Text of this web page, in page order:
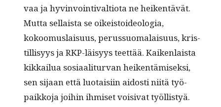
vaa ja hyv­in­voin­ti­val­tio­ta ne heiken­tävät.
Mut­ta sel­l­aista se oikeis­toide­olo­gia,
kokoomus­laisu­us, perus­suo­ma­laisu­us, kris­
til­lisyys ja RKP-läisyys teet­tää. Kaiken­laista
kikkailua sosi­aal­i­tur­van heiken­tämisek­si,
sen sijaan että luo­taisi­in aidosti niitä työ­
paikko­ja joi­hin ihmiset voisi­vat työllistyä.